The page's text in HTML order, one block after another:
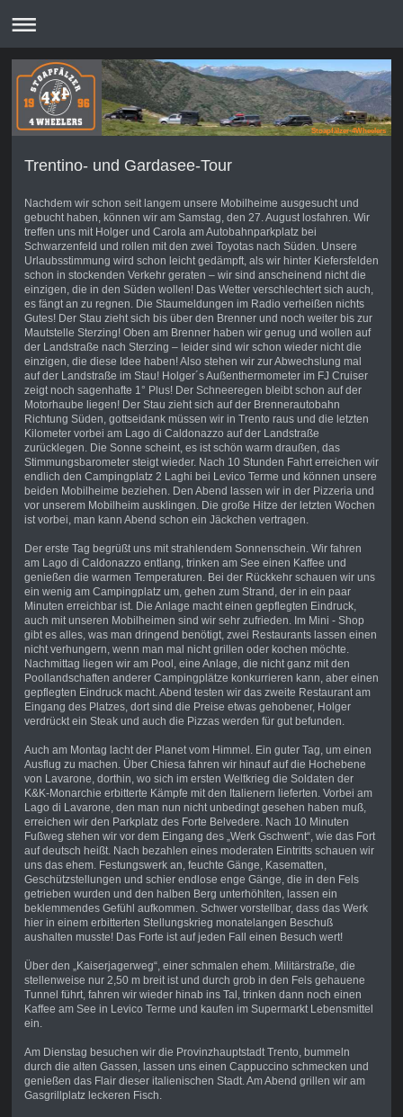
Stoapfälzer-4Wheelers
Trentino- und Gardasee-Tour
Nachdem wir schon seit langem unsere Mobilheime ausgesucht und
gebucht haben, können wir am Samstag, den 27. August losfahren. Wir
treffen uns mit Holger und Carola am Autobahnparkplatz bei
Schwarzenfeld und rollen mit den zwei Toyotas nach Süden. Unsere
Urlaubsstimmung wird schon leicht gedämpft, als wir hinter Kiefersfelden
schon in stockenden Verkehr geraten – wir sind anscheinend nicht die
einzigen, die in den Süden wollen! Das Wetter verschlechtert sich auch,
es fängt an zu regnen. Die Staumeldungen im Radio verheißen nichts
Gutes! Der Stau zieht sich bis über den Brenner und noch weiter bis zur
Mautstelle Sterzing! Oben am Brenner haben wir genug und wollen auf
der Landstraße nach Sterzing – leider sind wir schon wieder nicht die
einzigen, die diese Idee haben! Also stehen wir zur Abwechslung mal
auf der Landstraße im Stau! Holger´s Außenthermometer im FJ Cruiser
zeigt noch sagenhafte 1° Plus! Der Schneeregen bleibt schon auf der
Motorhaube liegen! Der Stau zieht sich auf der Brennerautobahn
Richtung Süden, gottseidank müssen wir in Trento raus und die letzten
Kilometer vorbei am Lago di Caldonazzo auf der Landstraße
zurücklegen. Die Sonne scheint, es ist schön warm draußen, das
Stimmungsbarometer steigt wieder. Nach 10 Stunden Fahrt erreichen wir
endlich den Campingplatz 2 Laghi bei Levico Terme und können unsere
beiden Mobilheime beziehen. Den Abend lassen wir in der Pizzeria und
vor unserem Mobilheim ausklingen. Die große Hitze der letzten Wochen
ist vorbei, man kann Abend schon ein Jäckchen vertragen.
Der erste Tag begrüßt uns mit strahlendem Sonnenschein. Wir fahren
am Lago di Caldonazzo entlang, trinken am See einen Kaffee und
genießen die warmen Temperaturen. Bei der Rückkehr schauen wir uns
ein wenig am Campingplatz um, gehen zum Strand, der in ein paar
Minuten erreichbar ist. Die Anlage macht einen gepflegten Eindruck,
auch mit unseren Mobilheimen sind wir sehr zufrieden. Im Mini - Shop
gibt es alles, was man dringend benötigt, zwei Restaurants lassen einen
nicht verhungern, wenn man mal nicht grillen oder kochen möchte.
Nachmittag liegen wir am Pool, eine Anlage, die nicht ganz mit den
Poollandschaften anderer Campingplätze konkurrieren kann, aber einen
gepflegten Eindruck macht. Abend testen wir das zweite Restaurant am
Eingang des Platzes, dort sind die Preise etwas gehobener, Holger
verdrückt ein Steak und auch die Pizzas werden für gut befunden.
Auch am Montag lacht der Planet vom Himmel. Ein guter Tag, um einen
Ausflug zu machen. Über Chiesa fahren wir hinauf auf die Hochebene
von Lavarone, dorthin, wo sich im ersten Weltkrieg die Soldaten der
K&K-Monarchie erbitterte Kämpfe mit den Italienern lieferten. Vorbei am
Lago di Lavarone, den man nun nicht unbedingt gesehen haben muß,
erreichen wir den Parkplatz des Forte Belvedere. Nach 10 Minuten
Fußweg stehen wir vor dem Eingang des „Werk Gschwent“, wie das Fort
auf deutsch heißt. Nach bezahlen eines moderaten Eintritts schauen wir
uns das ehem. Festungswerk an, feuchte Gänge, Kasematten,
Geschützstellungen und schier endlose enge Gänge, die in den Fels
getrieben wurden und den halben Berg unterhöhlten, lassen ein
beklemmendes Gefühl aufkommen. Schwer vorstellbar, dass das Werk
hier in einem erbitterten Stellungskrieg monatelangen Beschuß
aushalten musste! Das Forte ist auf jeden Fall einen Besuch wert!
Über den „Kaiserjagerweg“, einer schmalen ehem. Militärstraße, die
stellenweise nur 2,50 m breit ist und durch grob in den Fels gehauene
Tunnel führt, fahren wir wieder hinab ins Tal, trinken dann noch einen
Kaffee am See in Levico Terme und kaufen im Supermarkt Lebensmittel
ein.
Am Dienstag besuchen wir die Provinzhauptstadt Trento, bummeln
durch die alten Gassen, lassen uns einen Cappuccino schmecken und
genießen das Flair dieser italienischen Stadt. Am Abend grillen wir am
Gasgrillplatz leckeren Fisch.